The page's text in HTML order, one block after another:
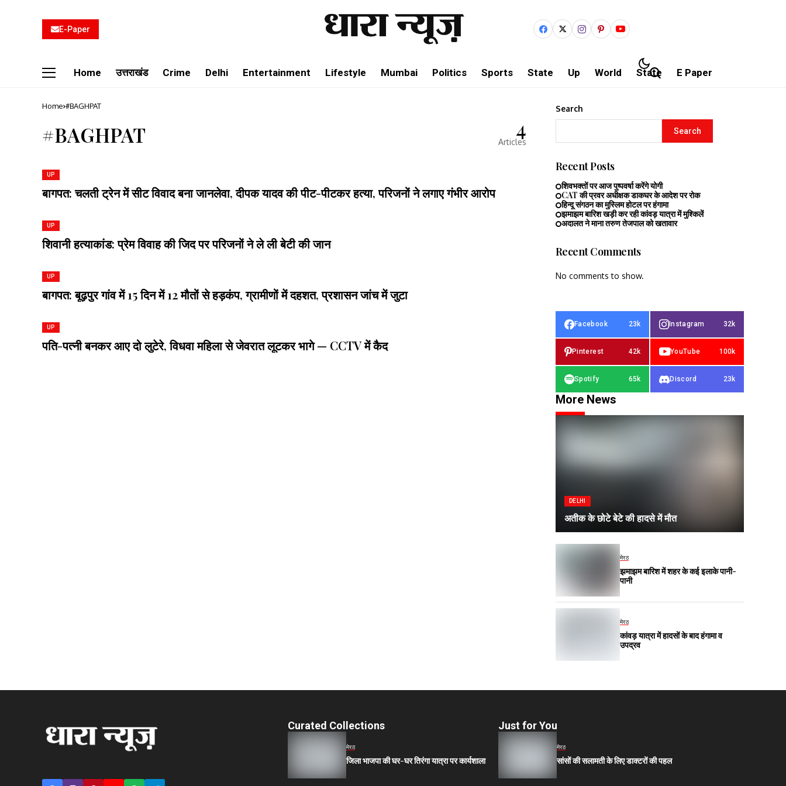
E-Paper
Home उत्तराखंड Crime Delhi Entertainment Lifestyle Mumbai Politics Sports State Up World State E Paper
Home #BAGHPAT
#BAGHPAT 4
Articles
UP
बागपत: चलती ट्रेन में सीट विवाद बना जानलेवा, दीपक यादव की पीट-पीटकर हत्या, परिजनों ने लगाए गंभीर आरोप
UP
शिवानी हत्याकांड: प्रेम विवाह की जिद पर परिजनों ने ले ली बेटी की जान
UP
बागपत: बूढ़पुर गांव में 15 दिन में 12 मौतों से हड़कंप, ग्रामीणों में दहशत, प्रशासन जांच में जुटा
UP
पति-पत्नी बनकर आए दो लुटेरे, विधवा महिला से जेवरात लूटकर भागे — CCTV में कैद
Search
Search
Recent Posts
शिवभक्तों पर आज पुष्पवर्षा करेंगे योगी
CAT की प्रवर अधीक्षक डाकघर के आदेश पर रोक
हिन्दू संगठन का मुस्लिम होटल पर हंगामा
झमाझम बारिश खड़ी कर रही कांवड़ यात्रा में मुश्किलें
अदालत ने माना तरुण तेजपाल को खतावार
Recent Comments
No comments to show.
Facebook 23k Instagram 32k
Pinterest 42k YouTube 100k
Spotify 65k Discord 23k
More News
DELHI
अतीक के छोटे बेटे की हादसे में मौत
मेरठ
झमाझम बारिश में शहर के कई इलाके पानी-
पानी
मेरठ
कांवड़ यात्रा में हादसों के बाद हंगामा व
उपद्रव
Curated Collections
मेरठ
जिला भाजपा की घर-घर तिरंगा यात्रा पर कार्यशाला
Just for You
मेरठ
सांसों की सलामती के लिए डाक्टरों की पहल